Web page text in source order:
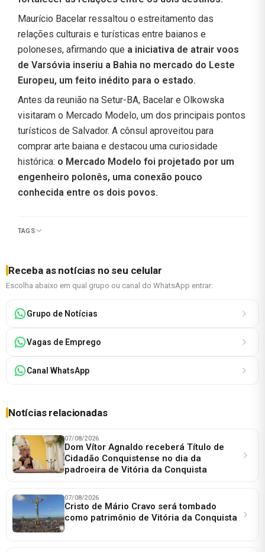
Maurício Bacelar ressaltou o estreitamento das
relações culturais e turísticas entre baianos e
poloneses, afirmando que a iniciativa de atrair voos
de Varsóvia inseriu a Bahia no mercado do Leste
Europeu, um feito inédito para o estado.
Antes da reunião na Setur-BA, Bacelar e Olkowska
visitaram o Mercado Modelo, um dos principais pontos
turísticos de Salvador. A cônsul aproveitou para
comprar arte baiana e destacou uma curiosidade
histórica: o Mercado Modelo foi projetado por um
engenheiro polonês, uma conexão pouco
conhecida entre os dois povos.
TAGS
Receba as notícias no seu celular
Escolha abaixo em qual grupo ou canal do WhatsApp entrar:
Grupo de Notícias
Vagas de Emprego
Canal WhatsApp
Notícias relacionadas
07/08/2026
Dom Vítor Agnaldo receberá Título de
Cidadão Conquistense no dia da
padroeira de Vitória da Conquista
07/08/2026
Cristo de Mário Cravo será tombado
como patrimônio de Vitória da Conquista